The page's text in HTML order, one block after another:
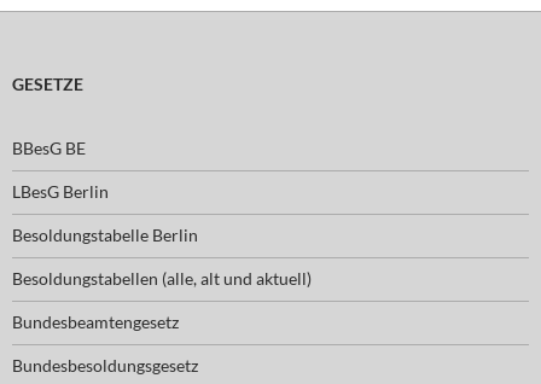
GESETZE
BBesG BE
LBesG Berlin
Besoldungstabelle Berlin
Besoldungstabellen (alle, alt und aktuell)
Bundesbeamtengesetz
Bundesbesoldungsgesetz